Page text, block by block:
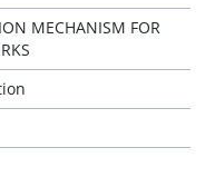
MECHANISM FOR